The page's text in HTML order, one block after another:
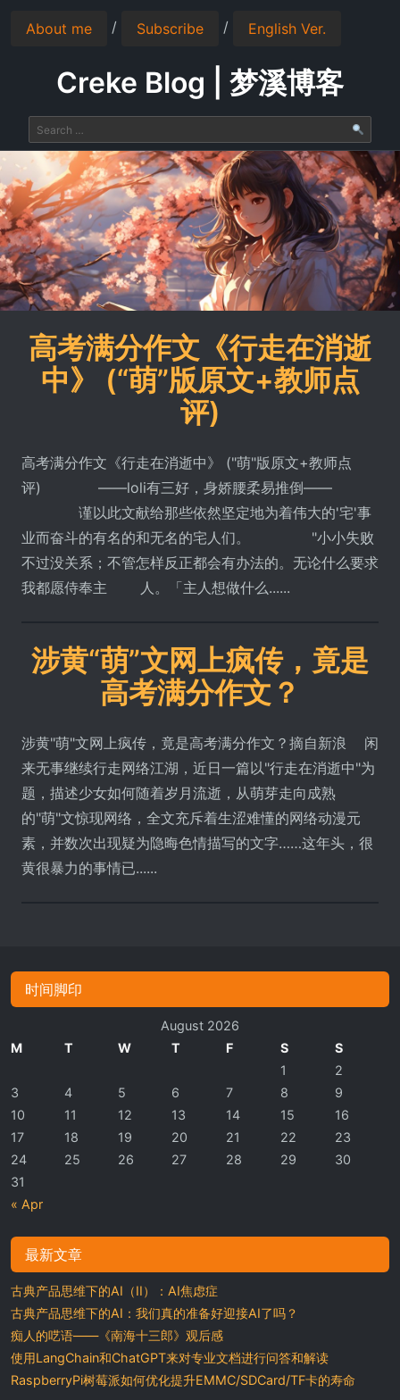
About me / Subscribe / English Ver.
Creke Blog | 梦溪博客
高考满分作文《行走在消逝
中》 (“萌”版原文+教师点
评)
高考满分作文《行走在消逝中》 ("萌"版原文+教师点
评) ――loli有三好，身娇腰柔易推倒――
谨以此文献给那些依然坚定地为着伟大的'宅'事
业而奋斗的有名的和无名的宅人们。 "小小失败
不过没关系；不管怎样反正都会有办法的。无论什么要求
我都愿侍奉主 人。「主人想做什么......
涉黄“萌”文网上疯传，竟是
高考满分作文？
涉黄"萌"文网上疯传，竟是高考满分作文？摘自新浪 闲
来无事继续行走网络江湖，近日一篇以"行走在消逝中"为
题，描述少女如何随着岁月流逝，从萌芽走向成熟
的"萌"文惊现网络，全文充斥着生涩难懂的网络动漫元
素，并数次出现疑为隐晦色情描写的文字……这年头，很
黄很暴力的事情已......
时间脚印
August 2026
M
T W T F S S
« Apr
1
2
3
4 5 6 7 8
9
10
11 12 13 14 15
16
17
18 19 20 21 22
23
24
25 26 27 28 29
30
31
最新文章
古典产品思维下的AI（II）：AI焦虑症
古典产品思维下的AI：我们真的准备好迎接AI了吗？
痴人的呓语——《南海十三郎》观后感
使用LangChain和ChatGPT来对专业文档进行问答和解读
RaspberryPi树莓派如何优化提升EMMC/SDCard/TF卡的寿命